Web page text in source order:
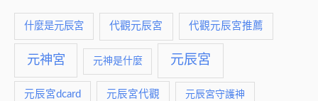
什麼是元辰宮 代觀元辰宮 代觀元辰宮推薦
元神宮 元神是什麼 元辰宮
元辰宮dcard 元辰宮代觀 元辰宮守護神